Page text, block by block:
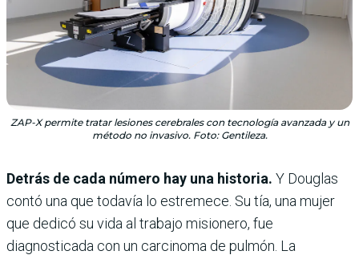
ZAP-X permite tratar lesiones cerebrales con tecnología avanzada y un
método no invasivo. Foto: Gentileza.
Detrás de cada número hay una historia. Y Douglas
contó una que todavía lo estremece. Su tía, una mujer
que dedicó su vida al trabajo misionero, fue
diagnosticada con un carcinoma de pulmón. La